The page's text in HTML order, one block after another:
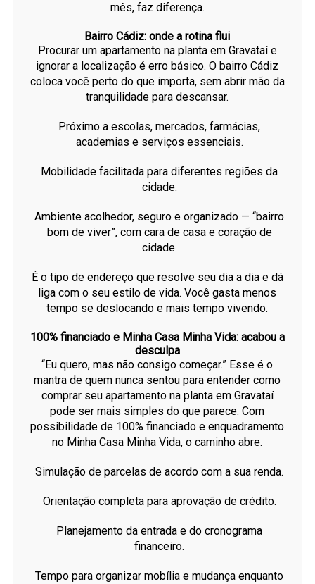
mês, faz diferença.
Bairro Cádiz: onde a rotina flui
Procurar um apartamento na planta em Gravataí e
ignorar a localização é erro básico. O bairro Cádiz
coloca você perto do que importa, sem abrir mão da
tranquilidade para descansar.
Próximo a escolas, mercados, farmácias,
academias e serviços essenciais.
Mobilidade facilitada para diferentes regiões da
cidade.
Ambiente acolhedor, seguro e organizado — “bairro
bom de viver”, com cara de casa e coração de
cidade.
É o tipo de endereço que resolve seu dia a dia e dá
liga com o seu estilo de vida. Você gasta menos
tempo se deslocando e mais tempo vivendo.
100% financiado e Minha Casa Minha Vida: acabou a
desculpa
“Eu quero, mas não consigo começar.” Esse é o
mantra de quem nunca sentou para entender como
comprar seu apartamento na planta em Gravataí
pode ser mais simples do que parece. Com
possibilidade de 100% financiado e enquadramento
no Minha Casa Minha Vida, o caminho abre.
Simulação de parcelas de acordo com a sua renda.
Orientação completa para aprovação de crédito.
Planejamento da entrada e do cronograma
financeiro.
Tempo para organizar mobília e mudança enquanto